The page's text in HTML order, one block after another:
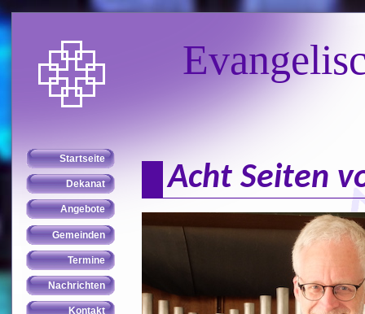
Acht Seiten